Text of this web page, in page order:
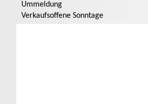
Ummeldung
Verkaufsoffene Sonntage